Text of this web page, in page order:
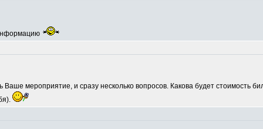
Ваше мероприятие, и сразу несколько вопросов. Какова будет стоимость